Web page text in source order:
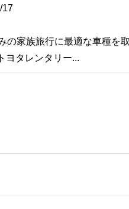
17
の家族旅行に最適な車種を
ヨタレンタリー...